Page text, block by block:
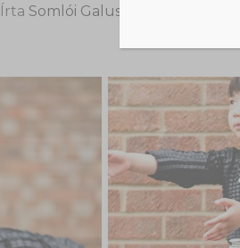
Írta Somlói Galuska